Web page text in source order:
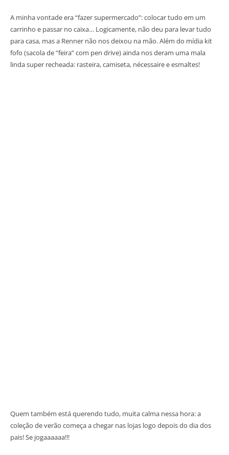
A minha vontade era “fazer supermercado”: colocar tudo em um
carrinho e passar no caixa… Logicamente, não deu para levar tudo
para casa, mas a Renner não nos deixou na mão. Além do mídia kit
fofo (sacola de “feira” com pen drive) ainda nos deram uma mala
linda super recheada: rasteira, camiseta, nécessaire e esmaltes!
Quem também está querendo tudo, muita calma nessa hora: a
coleção de verão começa a chegar nas lojas logo depois do dia dos
pais! Se jogaaaaaa!!!